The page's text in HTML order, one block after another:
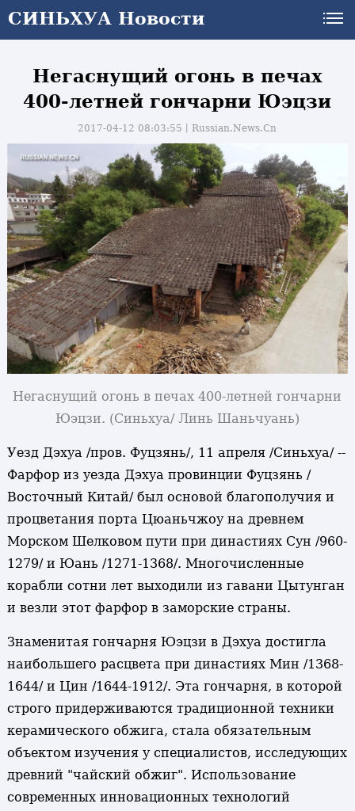
СИНЬХУА Новости
Негаснущий огонь в печах
400-летней гончарни Юэцзи
2017-04-12 08:03:55丨Russian.News.Cn
Негаснущий огонь в печах 400-летней гончарни
Юэцзи. (Синьхуа/ Линь Шаньчуань)
Уезд Дэхуа /пров. Фуцзянь/, 11 апреля /Синьхуа/ --
Фарфор из уезда Дэхуа провинции Фуцзянь /
Восточный Китай/ был основой благополучия и
процветания порта Цюаньчжоу на древнем
Морском Шелковом пути при династиях Сун /960-
1279/ и Юань /1271-1368/. Многочисленные
корабли сотни лет выходили из гавани Цытунган
и везли этот фарфор в заморские страны.
Знаменитая гончарня Юэцзи в Дэхуа достигла
наибольшего расцвета при династиях Мин /1368-
1644/ и Цин /1644-1912/. Эта гончарня, в которой
строго придерживаются традиционной техники
керамического обжига, стала обязательным
объектом изучения у специалистов, исследующих
древний "чайский обжиг". Использование
современных инновационных технологий